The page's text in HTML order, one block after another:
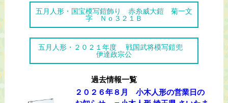
五月人形・国宝模写鎧飾り 赤糸威大鎧 菊一文
字 Ｎｏ３２１Ｂ
五月人形・２０２１年度 戦国武将模写鎧兜
伊達政宗公
過去情報一覧
２０２６年８月 小木人形の営業日の